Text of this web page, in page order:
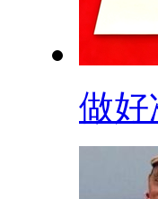
做好